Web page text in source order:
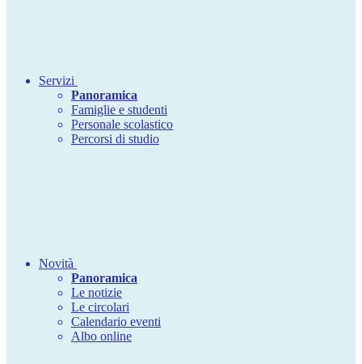
Servizi
Panoramica
Famiglie e studenti
Personale scolastico
Percorsi di studio
Novità
Panoramica
Le notizie
Le circolari
Calendario eventi
Albo online